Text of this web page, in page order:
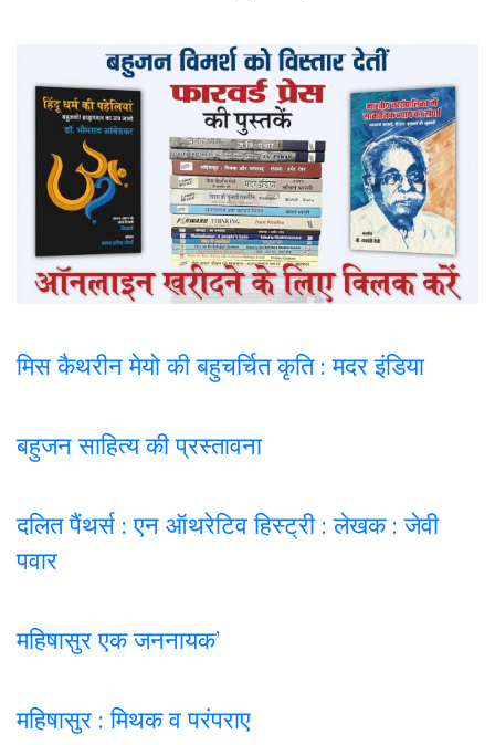
मिस कैथरीन मेयो की बहुचर्चित कृति : मदर इंडिया
बहुजन साहित्य की प्रस्तावना
दलित पैंथर्स : एन ऑथरेटिव हिस्ट्री : लेखक : जेवी
पवार
महिषासुर एक जननायक’
महिषासुर : मिथक व परंपराए